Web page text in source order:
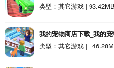
版
类型：其它游戏 | 93.42MB
我的宠物商店下载_我的
类型：其它游戏 |